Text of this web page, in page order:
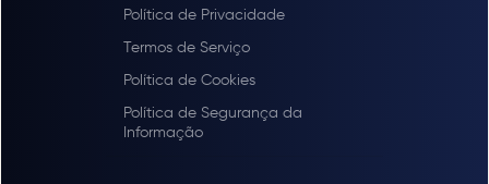
Política de Privacidade
Termos de Serviço
Política de Cookies
Política de Segurança da
Informação